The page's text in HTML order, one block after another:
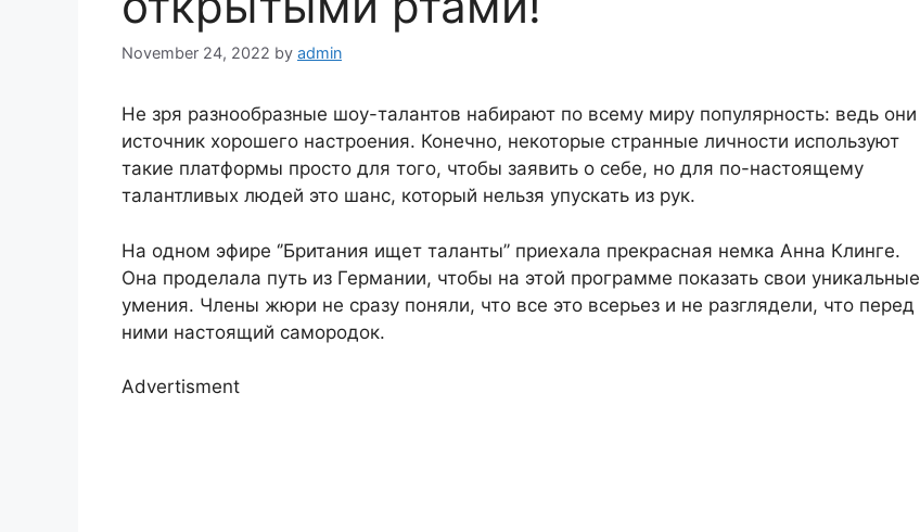
November 24, 2022 by admin
Не зря разнообразные шоу-талантов набирают по всему миру популярность: ведь они
источник хорошего настроения. Конечно, некоторые странные личности используют
такие платформы просто для того, чтобы заявить о себе, но для по-настоящему
талантливых людей это шанс, который нельзя упускать из рук.
На одном эфире ‘’Британия ищет таланты’’ приехала прекрасная немка Анна Клинге.
Она проделала путь из Германии, чтобы на этой программе показать свои уникальные
умения. Члены жюри не сразу поняли, что все это всерьез и не разглядели, что перед
ними настоящий самородок.
Advertisment